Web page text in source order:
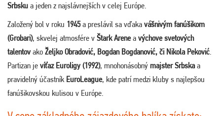
Srbsku a jeden z najslávnejších v celej Európe.
Založený bol v roku 1945a preslávil sa vďaka vášnivým fanúšikom
(Grobari), skvelej atmosfére v Štark Arenea výchove svetových
talentovako Željko Obradović, Bogdan Bogdanović, či Nikola Peković.
Partizan je víťaz Euroligy (1992), mnohonásobný majster Srbskaa
pravidelný účastník EuroLeague, kde patrí medzi kluby s najlepšou
fanúšikovskou kulisou v Európe.